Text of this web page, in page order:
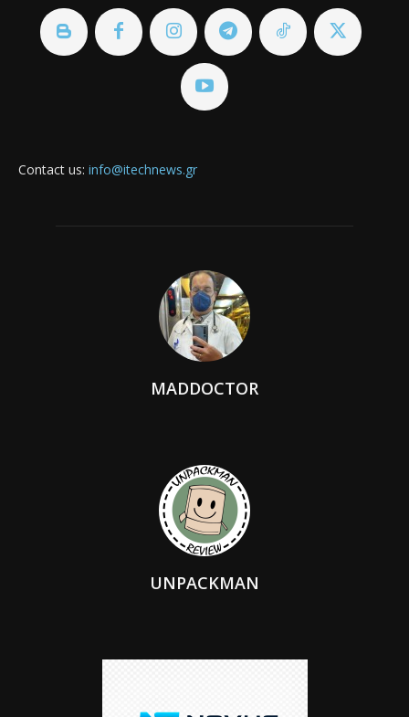
Contact us: info@itechnews.gr
MADDOCTOR
UNPACKMAN